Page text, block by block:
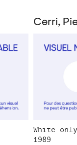
Cerri,
White only
1989